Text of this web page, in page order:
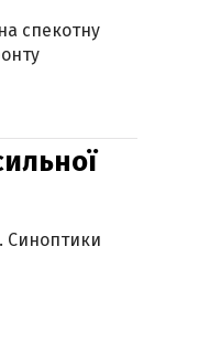
спекотну
Синоптики